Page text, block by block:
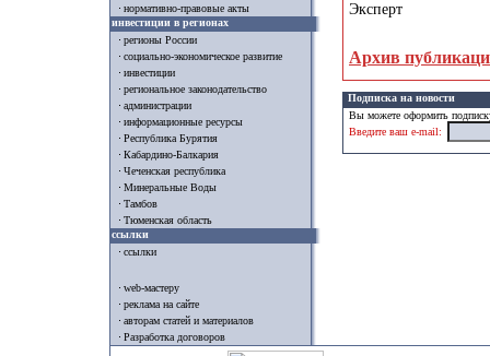
нормативно-правовые акты
инвестиции в регионах
регионы России
социально-экономическое развитие
инвестиции
региональное законодательство
администрации
информационные ресурсы
Республика Бурятия
Кабардино-Балкария
Чеченская республика
Минеральные Воды
Тамбов
Тюменская область
ссылки
ссылки
web-мастеру
реклама на сайте
авторам статей и материалов
Разработка договоров
Эксперт
Архив
Подписка на новости
Вы можете оформить
Введите ваш e-mail: